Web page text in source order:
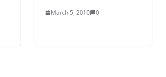
March 5, 2010 0